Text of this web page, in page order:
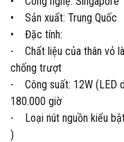
• Sản xuất: Trung Quốc
• Đặc tính:
- Chất liệu của thân vỏ
chống trượt
- Công suất: 12W (LED
180.000 giờ
- Loại nút nguồn kiểu
)